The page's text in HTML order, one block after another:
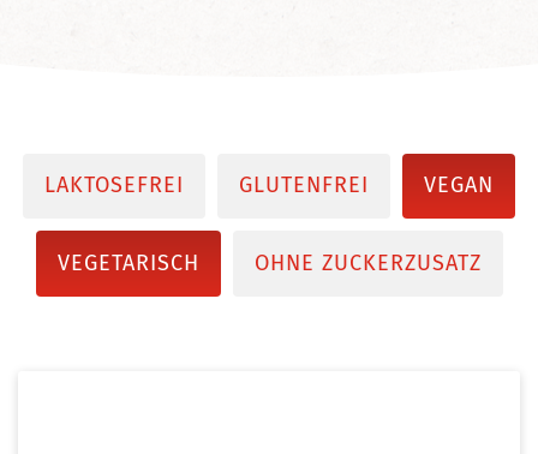
LAKTOSEFREI GLUTENFREI VEGAN
VEGETARISCH OHNE ZUCKERZUSATZ